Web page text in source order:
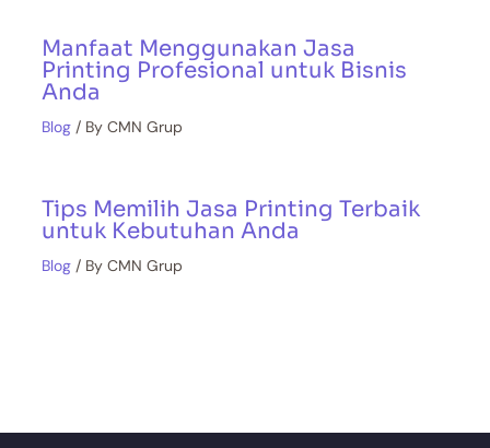
Manfaat Menggunakan Jasa
Printing Profesional untuk Bisnis
Anda
Blog/ By CMN Grup
Tips Memilih Jasa Printing Terbaik
untuk Kebutuhan Anda
Blog/ By CMN Grup